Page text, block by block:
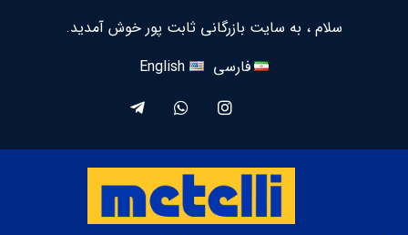
سلام ، به سایت بازرگانی ثابت پور خوش آمدید.
فارسی
English